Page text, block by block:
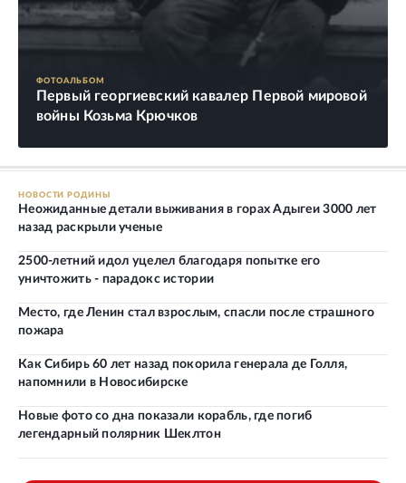
ФОТОАЛЬБОМ
Первый георгиевский кавалер Первой мировой
войны Козьма Крючков
НОВОСТИ РОДИНЫ
Неожиданные детали выживания в горах Адыгеи 3000 лет
назад раскрыли ученые
2500-летний идол уцелел благодаря попытке его
уничтожить - парадокс истории
Место, где Ленин стал взрослым, спасли после страшного
пожара
Как Сибирь 60 лет назад покорила генерала де Голля,
напомнили в Новосибирске
Новые фото со дна показали корабль, где погиб
легендарный полярник Шеклтон